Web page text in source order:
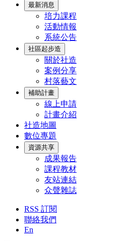
最新消息
培力課程
活動情報
系統公告
社區起步造
關於社造
案例分享
村落藝文
補助計畫
線上申請
計畫介紹
社造地圖
數位專題
資源共享
成果報告
課程教材
友站連結
众聲雜誌
RSS 訂閱
聯絡我們
En